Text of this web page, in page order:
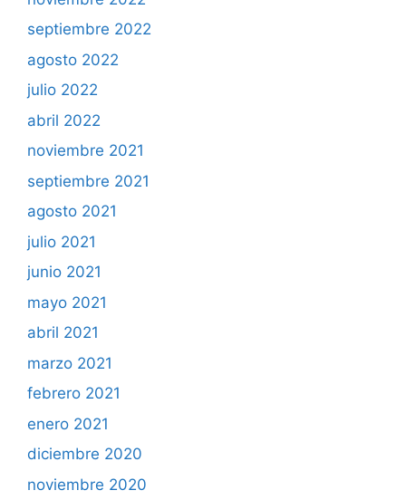
septiembre 2022
agosto 2022
julio 2022
abril 2022
noviembre 2021
septiembre 2021
agosto 2021
julio 2021
junio 2021
mayo 2021
abril 2021
marzo 2021
febrero 2021
enero 2021
diciembre 2020
noviembre 2020